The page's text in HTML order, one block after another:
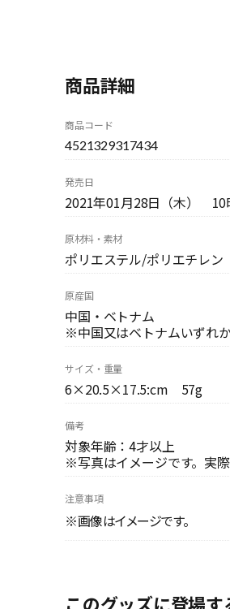
商品詳細
商品コード
4521329317434
発売日
2021年01月28日（木） 10
原材料・素材
ポリエステル/ポリエチレン
原産国
中国・ベトナム
※中国又はベトナムいずれ
サイズ・重量
6×20.5×17.5:cm 57g
備考
対象年齢：4才以上
※写真はイメージです。実
注意事項
※画像はイメージです。
このグッズに登場